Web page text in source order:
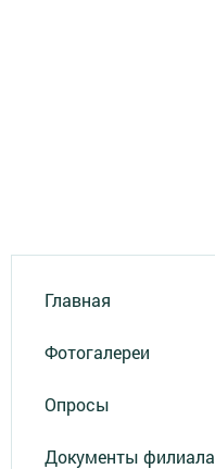
Главная
Фотогалереи
Опросы
Документы филиала